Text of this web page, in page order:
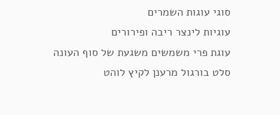
סוגי עוגות השמרים
עוגיות לינצר ריבה ופירורים
עוגת פרי משמשים משגעת של סוף העונה
סלט בורגול מרענן לקיץ לוהט